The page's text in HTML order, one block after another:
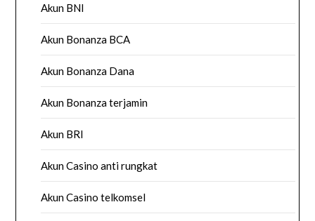
Akun BNI
Akun Bonanza BCA
Akun Bonanza Dana
Akun Bonanza terjamin
Akun BRI
Akun Casino anti rungkat
Akun Casino telkomsel